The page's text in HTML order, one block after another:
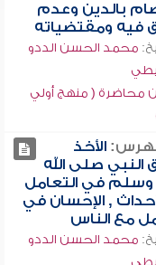
بالدين وعدم
فيه ومقتضياته
محمد الحسن الددو
محاضرة ( منهج أولي
الأخذ
النبي صلى الله
وسلم في التعامل
, الإحسان في
مع الناس
محمد الحسن الددو